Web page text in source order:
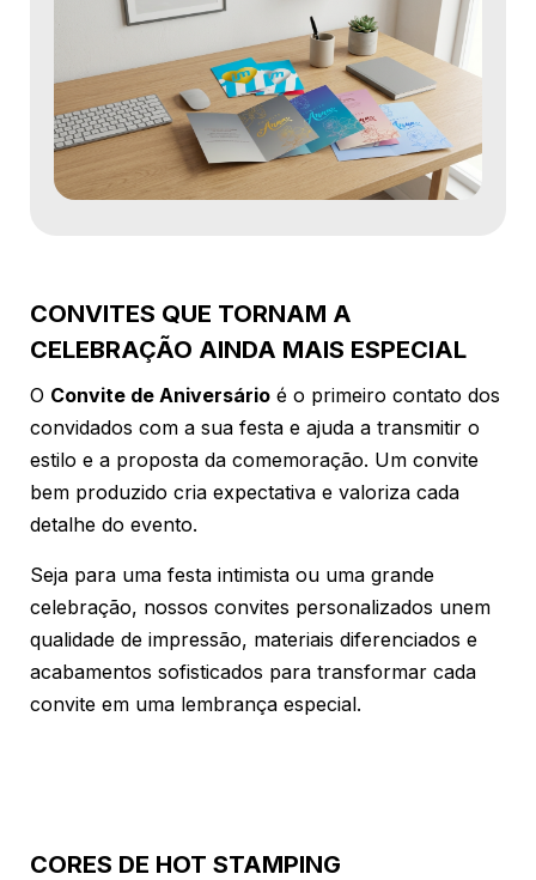
CONVITES QUE TORNAM A
CELEBRAÇÃO AINDA MAIS ESPECIAL
O Convite de Aniversário é o primeiro contato dos
convidados com a sua festa e ajuda a transmitir o
estilo e a proposta da comemoração. Um convite
bem produzido cria expectativa e valoriza cada
detalhe do evento.
Seja para uma festa intimista ou uma grande
celebração, nossos convites personalizados unem
qualidade de impressão, materiais diferenciados e
acabamentos sofisticados para transformar cada
convite em uma lembrança especial.
CORES DE HOT STAMPING